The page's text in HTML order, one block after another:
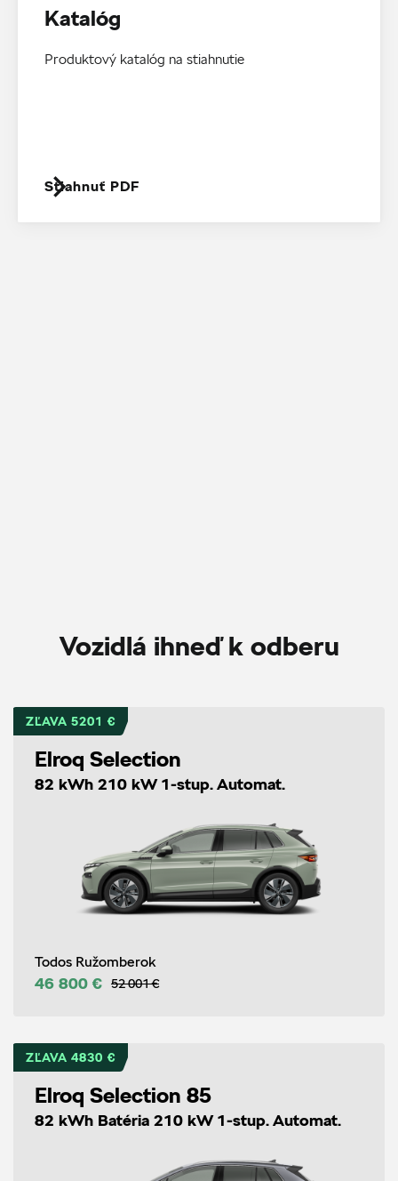
Katalóg
Produktový katalóg na stiahnutie
Stiahnuť PDF
Vozidlá ihneď k odberu
ZĽAVA 5201 €
Elroq Selection
82 kWh 210 kW 1-stup. Automat.
Todos Ružomberok
46 800 € 52 001 €
ZĽAVA 4830 €
Elroq Selection 85
82 kWh Batéria 210 kW 1-stup. Automat.